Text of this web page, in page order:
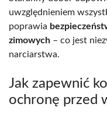
uwzględnieniem
poprawia
zimowych – co jest
narciarstwa.
Jak zapewnić
ochronę przed